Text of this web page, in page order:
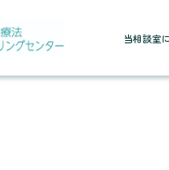
当相談室